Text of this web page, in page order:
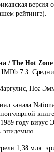
версия
рейтинге).
/ The Hot Zone
7.3.
Ноа
канала
году
эпидемию.
1,38 млн.